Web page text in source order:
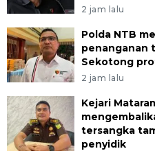
2 jam lalu
Polda NTB
penanganan
Sekotong
2 jam lalu
Kejari
tersangka
penyidik